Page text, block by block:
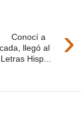
›
Conocí a
llegó al
Hisp...